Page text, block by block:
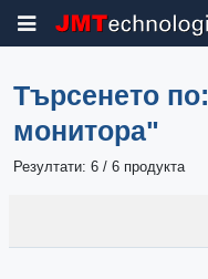
Търсенето по:
мониторa"
Резултати: 6 / 6 продукта